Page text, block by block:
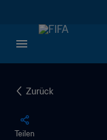
Zurück
Teilen